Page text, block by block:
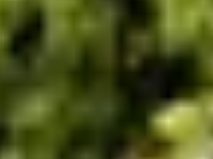
Provence
Savoie
Südwesten
Loiretal
Rhonetal
Aix en Provence